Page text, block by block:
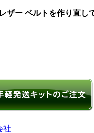
ザー ベルトを作り直し
社